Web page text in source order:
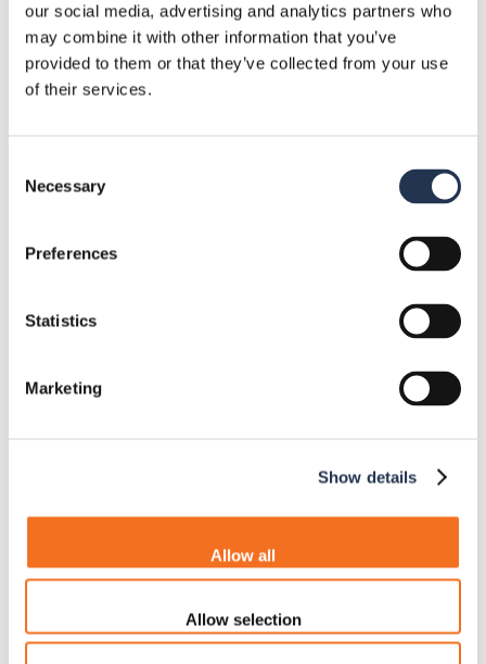
our social media, advertising and analytics partners who
may combine it with other information that you’ve
provided to them or that they’ve collected from your use
of their services.
Selection
Necessary
Preferences
Statistics
Marketing
Show details
Allow all
Allow selection
6 Arten von Halbleiterbauelementen
und ihre Anwendungen
Komponenten 10
Veranstaltungen
10
5
Tags
Halbleiterunternehmen,